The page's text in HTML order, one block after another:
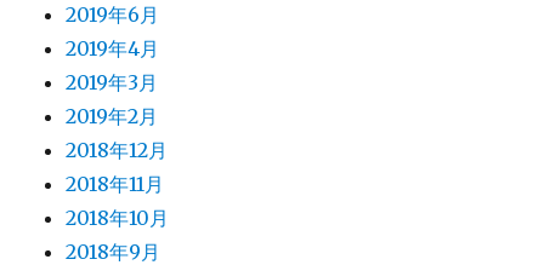
2019年6月
2019年4月
2019年3月
2019年2月
2018年12月
2018年11月
2018年10月
2018年9月